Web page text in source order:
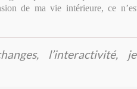
de ma vie intérieure, ce
l’interactivité, je